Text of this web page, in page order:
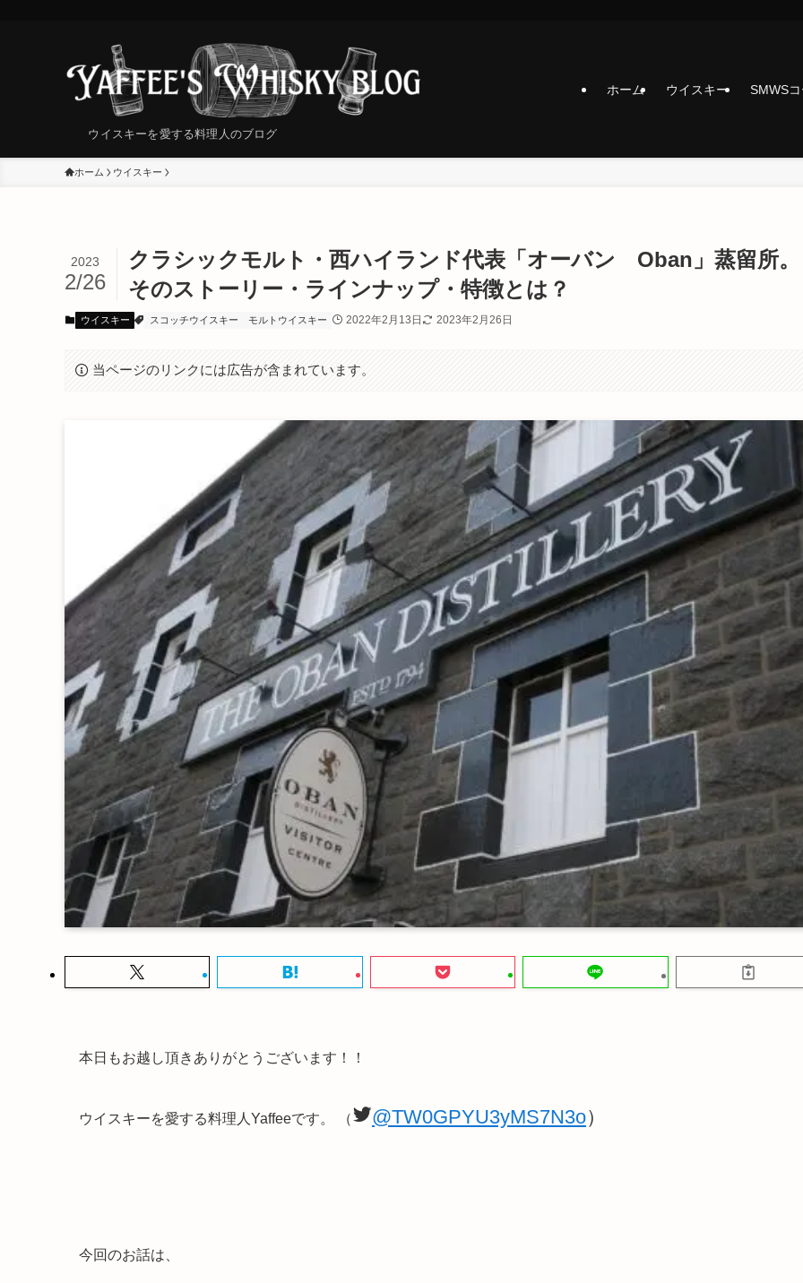
ウイスキーを愛する料理人のブログ
ホーム ウイスキー SMWS
ホーム ウイスキー
クラシックモルト・西ハイランド代表「オーバン Oban」蒸留所。
そのストーリー・ラインナップ・特徴とは？
2023
2/26
ウイスキー スコッチウイスキー モルトウイスキー 2022年2月13日 2023年2月26日
当ページのリンクには広告が含まれています。
本日もお越し頂きありがとうございます！！
ウイスキーを愛する料理人Yaffeeです。 （ @TW0GPYU3yMS7N3o）
今回のお話は、